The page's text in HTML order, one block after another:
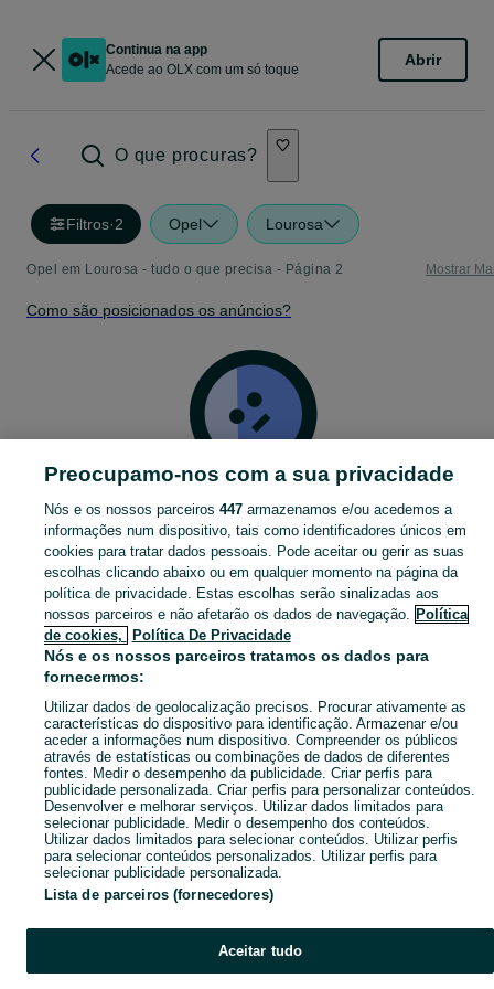
Continua na app
Acede ao OLX com um só toque
Abrir
O que procuras?
Filtros·2 Opel Lourosa
Opel em Lourosa - tudo o que precisa - Página 2 Mostrar
Como são posicionados os anúncios?
Não encontrámos aquilo que procuras…
Página principal Carros, motos e barcos Carros Opel Opel - Aveiro
Opel
Lourosa
CATEGORIA
Navegue pelos últimos anúncios de Opel em Lourosa no OLX Portugal. Compre e venda produtos locais com facilidade e segurança. Mostrar
Mapa do site
Mapa das freguesias
Mapa de mini-sites
Pesquisas populares
Preocupamo-nos com a sua privacidade
Nós e os nossos parceiros 447armazenamos e/ou acedemos a
informações num dispositivo, tais como identificadores únicos em
cookies para tratar dados pessoais. Pode aceitar ou gerir as suas
escolhas clicando abaixo ou em qualquer momento na página da
política de privacidade. Estas escolhas serão sinalizadas aos
nossos parceiros e não afetarão os dados de navegação. Política
de cookies,
Política De Privacidade
Nós e os nossos parceiros tratamos os dados para
fornecermos:
Utilizar dados de geolocalização precisos. Procurar ativamente as
características do dispositivo para identificação. Armazenar e/ou
aceder a informações num dispositivo. Compreender os públicos
através de estatísticas ou combinações de dados de diferentes
fontes. Medir o desempenho da publicidade. Criar perfis para
publicidade personalizada. Criar perfis para personalizar conteúdos.
Desenvolver e melhorar serviços. Utilizar dados limitados para
selecionar publicidade. Medir o desempenho dos conteúdos.
Utilizar dados limitados para selecionar conteúdos. Utilizar perfis
para selecionar conteúdos personalizados. Utilizar perfis para
selecionar publicidade personalizada.
Lista de parceiros (fornecedores)
Aceitar tudo